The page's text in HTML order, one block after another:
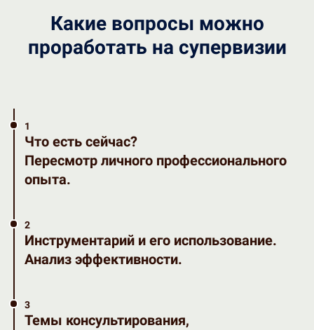
Какие вопросы можно
проработать на супервизии
1
Что есть сейчас?
Пересмотр личного профессионального
опыта.
2
Инструментарий и его использование.
Анализ эффективности.
3
Темы консультирования,